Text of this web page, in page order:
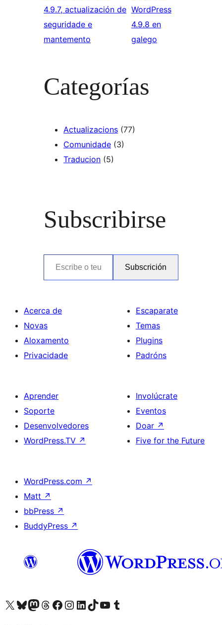
4.9.7, actualización de
seguridade e
mantemento
WordPress
4.9.8 en
galego
Categorías
Actualizacions (77)
Comunidade (3)
Traducion (5)
Subscribirse
Escribe o teu correo electrónico…
Subscrición
Acerca de
Novas
Aloxamento
Privacidade
Escaparate
Temas
Plugins
Padróns
Aprender
Soporte
Desenvolvedores
WordPress.TV ↗
Involúcrate
Eventos
Doar ↗
Five for the Future
WordPress.com ↗
Matt ↗
bbPress ↗
BuddyPress ↗
Visita la cuenta de X (anteriormente Twitter)
Visita a nosa conta de Bluesky
Visita a nosa conta de Mastodon
Visita a nosa conta de Threads
Visita a nosa páxina de Facebook
Visita a nosa conta de Instagram
Visita a nosa conta de LinkedIn
Visita a nosa conta de TikTok
Visita a nosa canle de YouTube
Visita a nosa conta de Tumblr